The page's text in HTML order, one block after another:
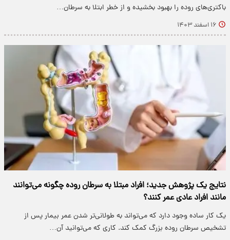
باکتری‌های روده را بهبود بخشیده و از خطر ابتلا به سرطان…
۱۶ اسفند ۱۴۰۳
نتایج یک پژوهش جدید؛ افراد مبتلا به سرطان روده چگونه می‌توانند
مانند افراد عادی عمر کنند؟
یک کار ساده وجود دارد که می‌تواند به طولانی‌تر شدن عمر بیمار پس از
تشخیص سرطان روده بزرگ کمک کند. کاری که می‌توانید آن…